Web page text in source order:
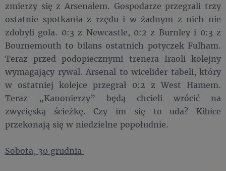
zmierzy się z Arsenalem. Gospodarze przegrali trzy
ostatnie spotkania z rzędu i w żadnym z nich nie
zdobyli gola. 0:3 z Newcastle, 0:2 z Burnley i 0:3 z
Bournemouth to bilans ostatnich potyczek Fulham.
Teraz przed podopiecznymi trenera Iraoli kolejny
wymagający rywal. Arsenal to wicelider tabeli, który
w ostatniej kolejce przegrał 0:2 z West Hamem.
Teraz „Kanonierzy” będą chcieli wrócić na
zwycięską ścieżkę. Czy im się to uda? Kibice
przekonają się w niedzielne popołudnie.
Sobota, 30 grudnia